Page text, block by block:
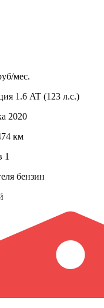
мес.
1.6 AT (123 л.с.)
2020
км
1
бензин